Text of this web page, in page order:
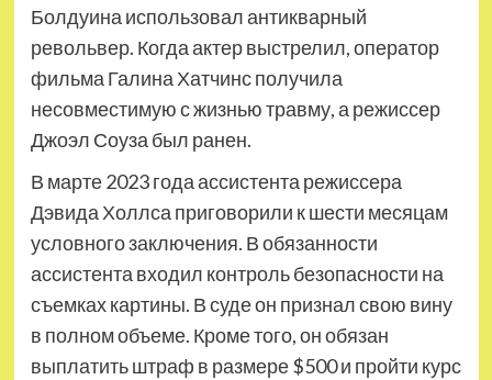
Болдуина использовал антикварный
револьвер. Когда актер выстрелил, оператор
фильма Галина Хатчинс получила
несовместимую с жизнью травму, а режиссер
Джоэл Соуза был ранен.
В марте 2023 года ассистента режиссера
Дэвида Холлса приговорили к шести месяцам
условного заключения. В обязанности
ассистента входил контроль безопасности на
съемках картины. В суде он признал свою вину
в полном объеме. Кроме того, он обязан
выплатить штраф в размере $500 и пройти курс